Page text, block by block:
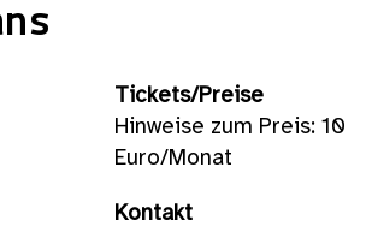
Tickets/Preise
Hinweise zum Preis: 10
Euro/Monat
Kontakt